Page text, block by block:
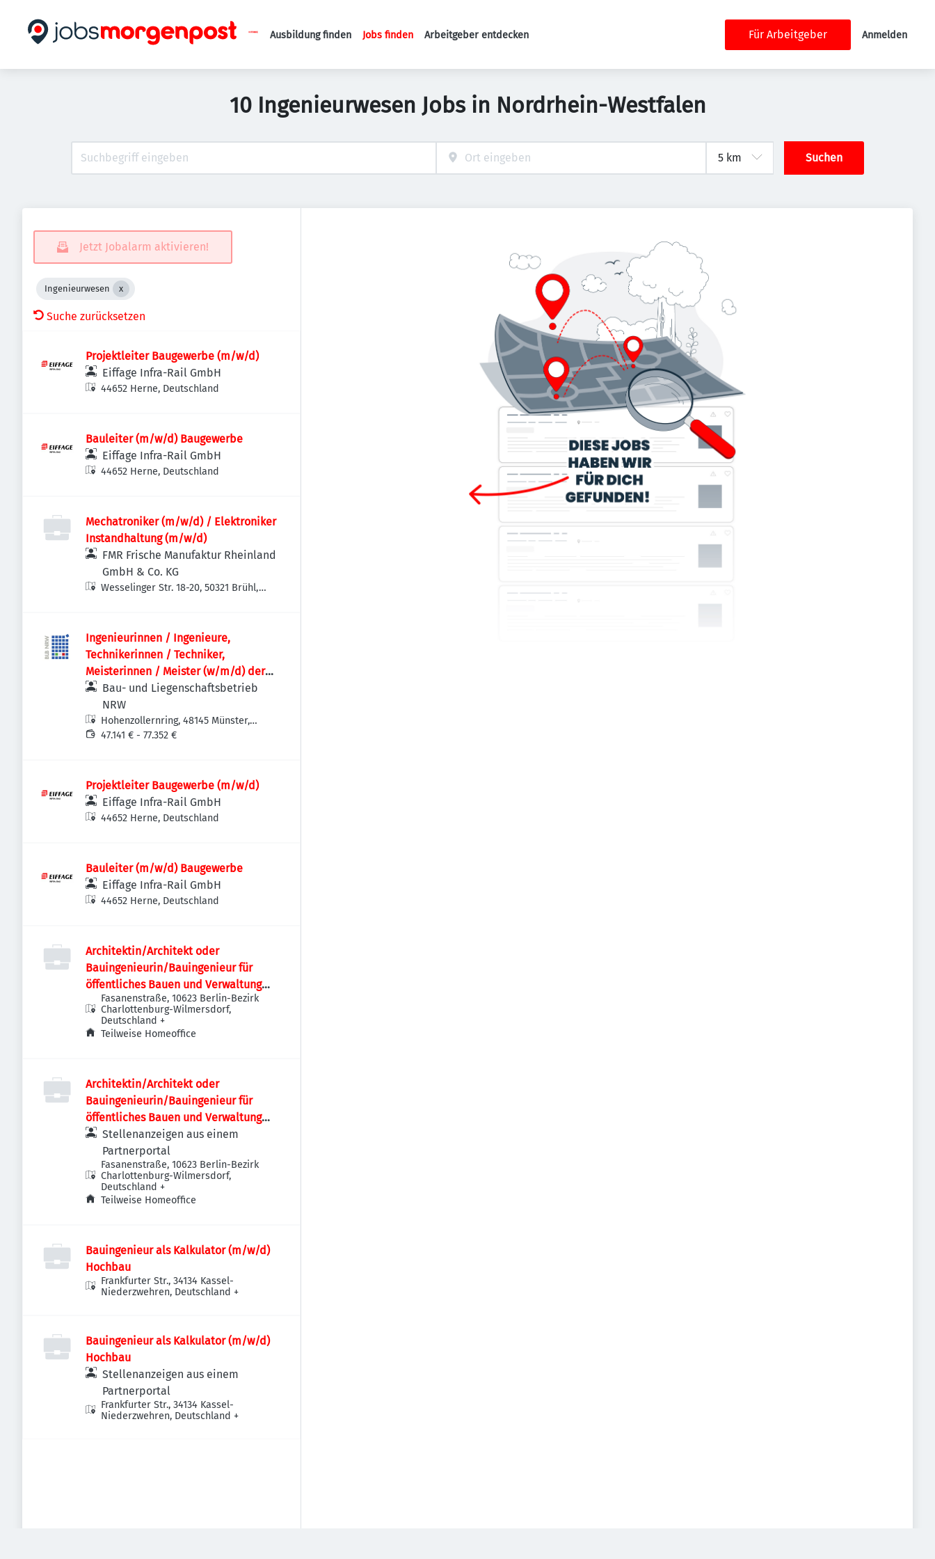
Haupt-Navigation
Ausbildung finden Jobs finden Arbeitgeber entdecken Für Arbeitgeber Anmelden
10 Ingenieurwesen Jobs in Nordrhein-Westfalen
Suchen
Jetzt Jobalarm aktivieren!
Ingenieurwesen
Suche zurücksetzen
Projektleiter Baugewerbe (m/w/d)
Eiffage Infra-Rail GmbH
44652 Herne, Deutschland
Bauleiter (m/w/d) Baugewerbe
Eiffage Infra-Rail GmbH
44652 Herne, Deutschland
Mechatroniker (m/w/d) / Elektroniker
Instandhaltung (m/w/d)
FMR Frische Manufaktur Rheinland
GmbH & Co. KG
Wesselinger Str. 18-20, 50321 Brühl,
Ingenieurinnen / Ingenieure,
Technikerinnen / Techniker,
Meisterinnen / Meister (w/m/d) der
Versorgungstechnik / Technischen
Gebäudeausrüstung als
Projektteammitglied
Bau- und Liegenschaftsbetrieb
NRW
Hohenzollernring, 48145 Münster,
Deutschland
47.141 € - 77.352 €
Projektleiter Baugewerbe (m/w/d)
Eiffage Infra-Rail GmbH
44652 Herne, Deutschland
Bauleiter (m/w/d) Baugewerbe
Eiffage Infra-Rail GmbH
44652 Herne, Deutschland
Architektin/Architekt oder
Bauingenieurin/Bauingenieur für
öffentliches Bauen und Verwaltung
(w/m/d)
Fasanenstraße, 10623 Berlin-Bezirk
Charlottenburg-Wilmersdorf,
Deutschland +
Teilweise Homeoffice
Architektin/Architekt oder
Bauingenieurin/Bauingenieur für
öffentliches Bauen und Verwaltung
(w/m/d)
Stellenanzeigen aus einem
Partnerportal
Fasanenstraße, 10623 Berlin-Bezirk
Charlottenburg-Wilmersdorf,
Deutschland +
Teilweise Homeoffice
Bauingenieur als Kalkulator (m/w/d)
Hochbau
Frankfurter Str., 34134 Kassel-
Niederzwehren, Deutschland +
Bauingenieur als Kalkulator (m/w/d)
Hochbau
Stellenanzeigen aus einem
Partnerportal
Frankfurter Str., 34134 Kassel-
Niederzwehren, Deutschland +